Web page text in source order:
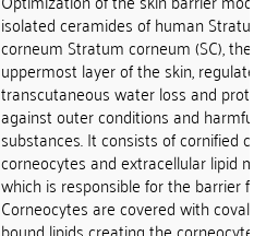
isolated ceramides of human Stratum
corneum Stratum corneum (SC), the
uppermost layer of the skin, regulates
transcutaneous water loss and
against outer conditions and harmful
substances. It consists of cornified
corneocytes and extracellular lipid
which is responsible for the barrier
Corneocytes are covered with